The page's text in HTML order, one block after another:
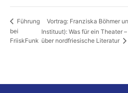
Führung
bei
FriiskFunk
Vortrag: Franziska Böhmer
Instituut): Was für ein Theater
über nordfriesische Literatur